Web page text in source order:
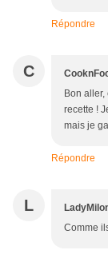
Répondre
C
Bon
recette !
mais je
Répondre
L
Comme